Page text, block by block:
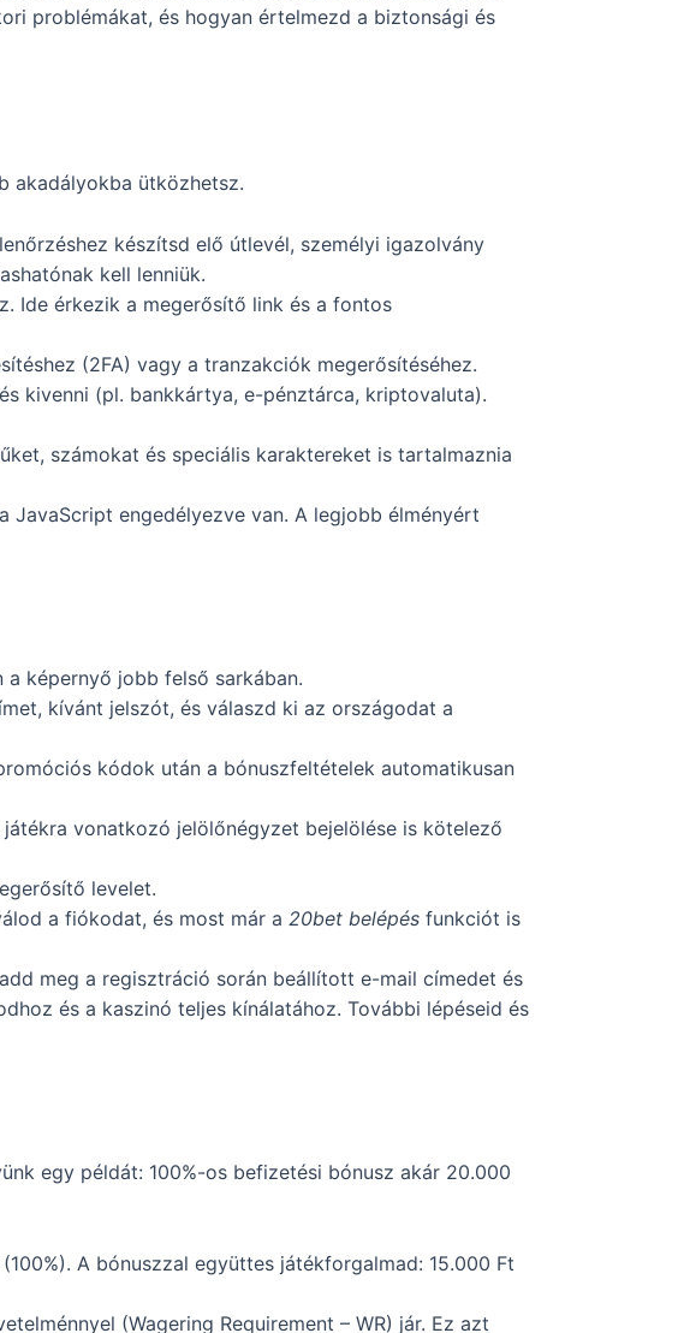
problémákat, és hogyan értelmezd a biztonsági és
akadályokba ütközhetsz.
készítsd elő útlevél, személyi igazolvány
kell lenniük.
Ide érkezik a megerősítő link és a fontos
(2FA) vagy a tranzakciók megerősítéséhez.
kivenni (pl. bankkártya, e-pénztárca, kriptovaluta).
számokat és speciális karaktereket is tartalmaznia
JavaScript engedélyezve van. A legjobb élményért
a képernyő jobb felső sarkában.
kívánt jelszót, és válaszd ki az országodat a
kódok után a bónuszfeltételek automatikusan
vonatkozó jelölőnégyzet bejelölése is kötelező
levelet.
a fiókodat, és most már a 20bet belépés funkciót is
meg a regisztráció során beállított e-mail címedet és
és a kaszinó teljes kínálatához. További lépéseid és
egy példát: 100%-os befizetési bónusz akár 20.000
A bónuszzal együttes játékforgalmad: 15.000 Ft
(Wagering Requirement – WR) jár. Ez azt